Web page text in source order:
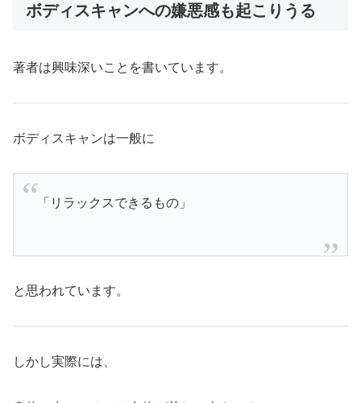
ボディスキャンへの嫌悪感も起こりうる
著者は興味深いことを書いています。
ボディスキャンは一般に
「リラックスできるもの」
と思われています。
しかし実際には、